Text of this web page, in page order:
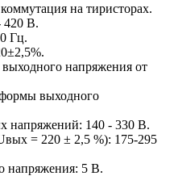
на тиристорах.
420 В.
Гц.
напряжения от
выходного
напряжений: 140 - 330 В.
= 220 ± 2,5 %): 175-295
напряжения: 5 В.